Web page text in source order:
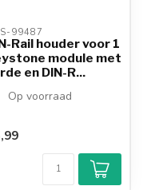
99487
Rail houder voor 1
module met
en DIN-R...
Op voorraad
9,2/10
Achteraf